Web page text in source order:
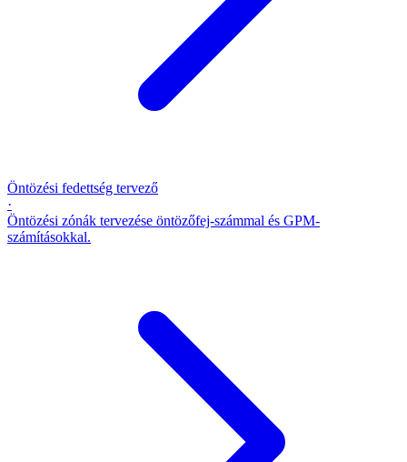
Öntözési fedettség tervező
·
Öntözési zónák tervezése öntözőfej-számmal és GPM-
számításokkal.